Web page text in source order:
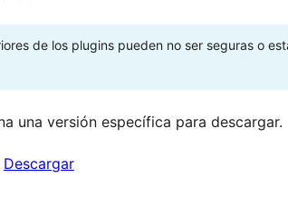
de los plugins pueden no ser seguras o
una versión específica para descargar.
Descargar